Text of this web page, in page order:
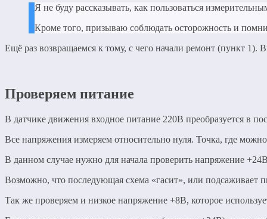
Я не буду рассказывать, как пользоваться
Кроме того, призываю соблюдать осторожность и
Ещё раз возвращаемся к тому, с чего начали ремонт (пункт 1).
Проверяем питание
В датчике движения входное питание 220В преобразуется в
Все напряжения измеряем относительно нуля. Точка, где
В данном случае нужно для начала проверить напряжение
Возможно, что последующая схема «гасит», или подсаживает
Так же проверяем и низкое напряжение +8В, которое